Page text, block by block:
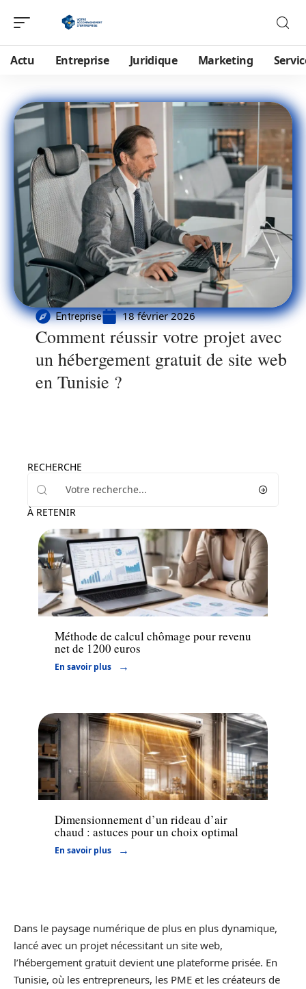
Actu Entreprise Juridique Marketing
Entreprise 18 février 2026
Comment réussir votre projet avec
un hébergement gratuit de site web
en Tunisie ?
RECHERCHE
À RETENIR
Entreprise
Méthode de calcul chômage pour revenu
net de 1200 euros
En savoir plus
Services
Dimensionnement d’un rideau d’air
chaud : astuces pour un choix optimal
En savoir plus
Dans le paysage numérique de plus en plus dynamique,
lancé avec un projet nécessitant un site web,
l’hébergement gratuit devient une plateforme prisée. En
Tunisie, où les entrepreneurs, les PME et les créateurs de